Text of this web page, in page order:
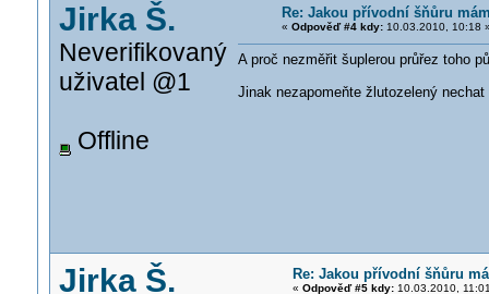
Jirka Š.
Neverifikovaný
uživatel @1
Offline
Re: Jakou přívodní šňůru
« Odpověď #4 kdy:10.03.2010, 10:18
A proč nezměřit šuplerou průřez toho
Jinak nezapomeňte žlutozelený nechat
Jirka Š.
Re: Jakou přívodní šňůru
« Odpověď #5 kdy:10.03.2010,